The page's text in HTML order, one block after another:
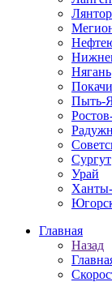
Лянтор
Нягань
Покачи
Пыть-
Сургут
Урай
Главная
Назад